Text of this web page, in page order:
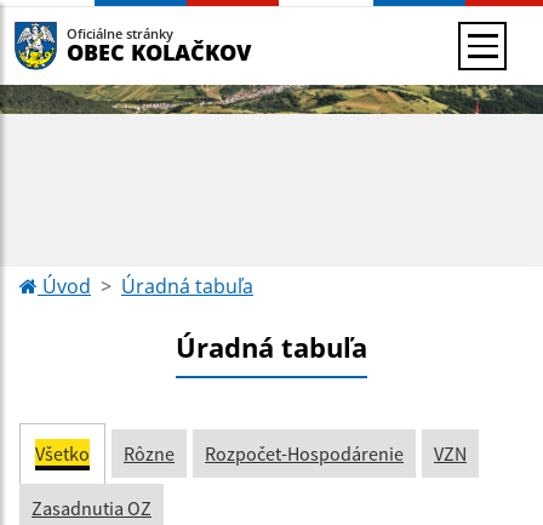
Oficiálne stránky
OBEC KOLAČKOV
Úvod Úradná tabuľa
Úradná tabuľa
Všetko Rôzne Rozpočet-Hospodárenie VZN
Zasadnutia OZ